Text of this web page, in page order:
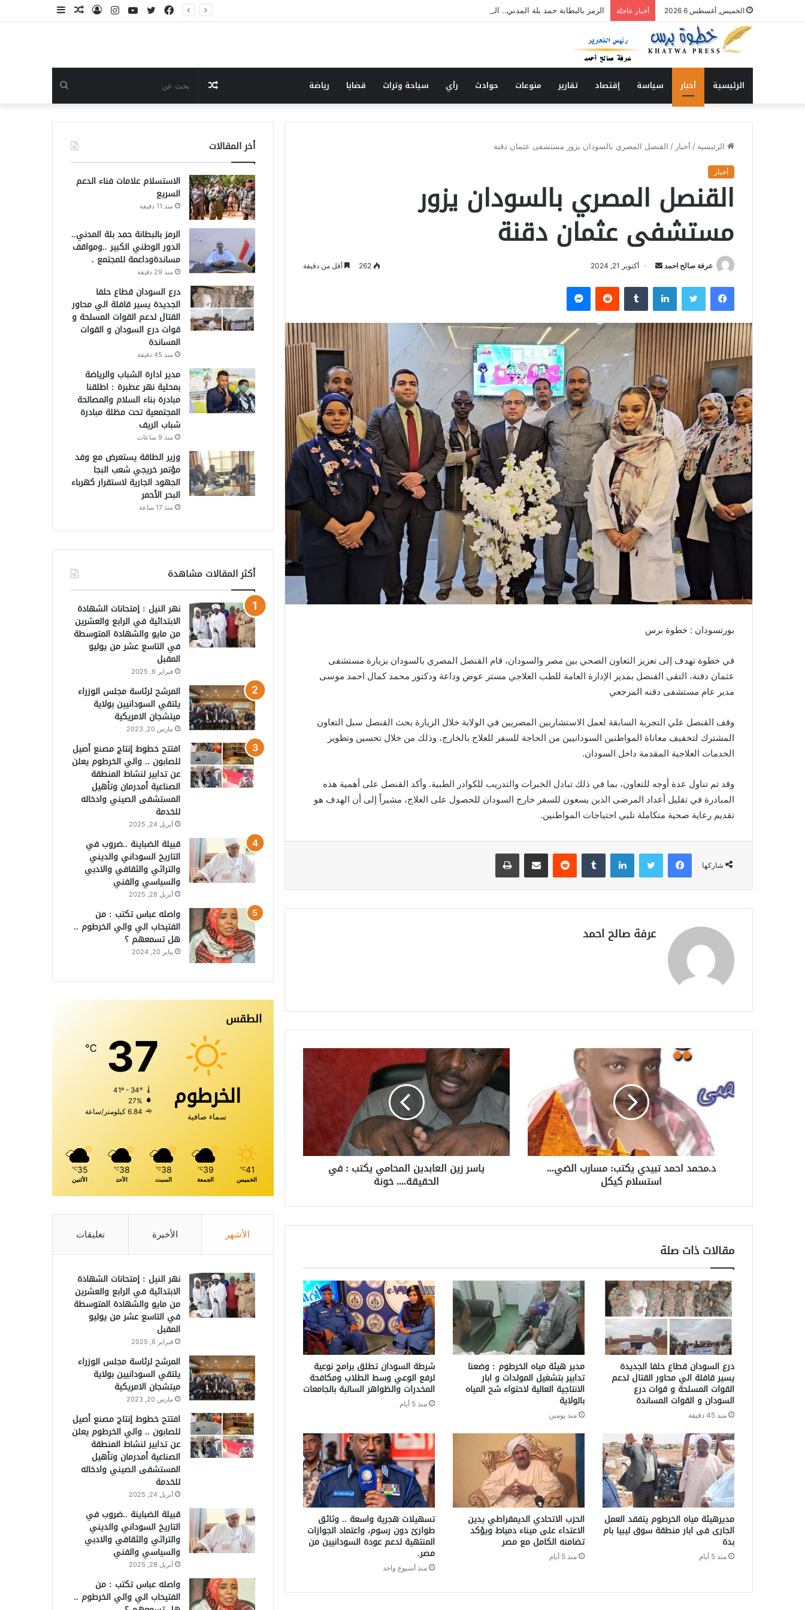
الخميس, أغسطس 6 2026 أخبار عاجلة الرمز بالبطانة حمد بلة المدني.. الدور الوطني الكبير ..ومواقف مساندةوداعمة للمجتمع .
مقال تسجيل
انستقرام يوتيوب تويتر
فيسبوك
الرئيسية أخبار سياسة إقتصاد تقارير منوعات حوادث رأي سياحة وتراث قضايا رياضة
عن
مقال
عشوائي
الرئيسية / أخبار / القنصل المصري بالسودان يزور مستشفى عثمان دقنة
أخبار
القنصل المصري بالسودان يزور
مستشفى عثمان دقنة
عرفة صالح احمد
ل
ب
ر
ي
ا
إ
ل
ك
ت
ر
و
ن
ا
أكتوبر 21, 2024 262 أقل من دقيقة
فيسبوك لينكدإن
بورتسودان : خطوة برس
في خطوة تهدف إلى تعزيز التعاون الصحي بين مصر والسودان، قام القنصل المصري بالسودان بزيارة مستشفى
عثمان دقنة، التقى القنصل بمدير الإدارة العامة للطب العلاجي مستر عوض وداعة ودكتور محمد كمال احمد موسى
مدير عام مستشفى دقنه المرجعي
وقف القنصل علي التجربة السابقة لعمل الاستشاريين المصريين في الولاية خلال الزيارة بحث القنصل سبل التعاون
المشترك لتخفيف معاناة المواطنين السودانيين من الحاجة للسفر للعلاج بالخارج، وذلك من خلال تحسين وتطوير
الخدمات العلاجية المقدمة داخل السودان.
وقد تم تناول عدة أوجه للتعاون، بما في ذلك تبادل الخبرات والتدريب للكوادر الطبية. وأكد القنصل على أهمية هذه
المبادرة في تقليل أعداد المرضى الذين يسعون للسفر خارج السودان للحصول على العلاج، مشيراً إلى أن الهدف هو
تقديم رعاية صحية متكاملة تلبي احتياجات المواطنين.
شاركها
فيسبوك لينكدإن
عرفة صالح احمد
د.محمد احمد تبيدي يكتب: مسارب الضي...
استسلام كيكل
ياسر زين العابدين المحامي يكتب : في
الحقيقة.... خونة
مقالات ذات صلة
درع السودان قطاع حلفا الجديدة
يسير قافلة الي محاور القتال لدعم
القوات المسلحة و قوات درع
السودان و القوات المساندة
منذ 45 دقيقة
مدير هيئة مياه الخرطوم : وضعنا
تدابير بتشغيل المولدات و ابار
الانتاجية العالية لاحتواء شح المياه
بالولاية
منذ يومين
شرطة السودان تطلق برامج نوعية
لرفع الوعي وسط الطلاب ومكافحة
المخدرات والظواهر السالبة بالجامعات
منذ 5 أيام
مديرهيئة مياه الخرطوم يتفقد العمل
الجارى فى ابار منطقة سوق ليبيا بام
بدة
منذ 5 أيام
الحزب الاتحادي الديمقراطي يدين
الاعتداء على ميناء دمياط ويؤكد
تضامنه الكامل مع مصر
منذ 5 أيام
تسهيلات هجرية واسعة .. وثائق
طوارئ دون رسوم، واعتماد الجوازات
المنتهية لدعم عودة السودانيين من
مصر.
منذ أسبوع واحد
أخر المقالات
الاستسلام علامات فناء الدعم
السريع
منذ 11 دقيقة
الرمز بالبطانة حمد بلة المدني..
الدور الوطني الكبير ..ومواقف
مساندةوداعمة للمجتمع .
منذ 29 دقيقة
درع السودان قطاع حلفا
الجديدة يسير قافلة الي محاور
القتال لدعم القوات المسلحة و
قوات درع السودان و القوات
المساندة
منذ 45 دقيقة
مدير ادارة الشباب والرياضة
بمحلية نهر عطبرة : اطلقنا
مبادرة بناء السلام والمصالحة
المجتمعية تحت مظلة مبادرة
شباب الريف
منذ 9 ساعات
وزير الطاقة يستعرض مع وفد
مؤتمر خريجي شعب البجا
الجهود الجارية لاستقرار كهرباء
البحر الأحمر
منذ 17 ساعة
أكثر المقالات مشاهدة
نهر النيل : إمتحانات الشهادة
الابتدائية في الرابع والعشرين
من مايو والشهادة المتوسطة
في التاسع عشر من يوليو
المقبل
فبراير 6, 2025
المرشح لرئاسة مجلس الوزراء
يلتقي السودانيين بولاية
ميتشجان الامريكية
مارس 20, 2023
افتتح خطوط إنتاج مصنع أصيل
للصابون .. والي الخرطوم يعلن
عن تدابير لنشاط المنطقة
الصناعية أمدرمان وتأهيل
المستشفى الصيني وادخاله
للخدمة
أبريل 24, 2025
قبيلة الضباينة ..ضروب في
التاريخ السوداني والديني
والتراثي والثقافي والادبي
والسياسي والفني
أبريل 28, 2025
واصله عباس تكتب : من
الفتيحاب الي والي الخرطوم ..
هل تسمعهم ؟
يناير 20, 2024
الطقس
الخرطوم
سماء صافية
37
℃
41º - 34º
27%
6.84 كيلومتر/ساعة
41
℃
الخميس
39
℃
الجمعة
38
℃
السبت
38
℃
الأحد
35
℃
الأثنين
الأشهر الأخيرة تعليقات
نهر النيل : إمتحانات الشهادة
الابتدائية في الرابع والعشرين
من مايو والشهادة المتوسطة
في التاسع عشر من يوليو
المقبل
فبراير 6, 2025
المرشح لرئاسة مجلس الوزراء
يلتقي السودانيين بولاية
ميتشجان الامريكية
مارس 20, 2023
افتتح خطوط إنتاج مصنع أصيل
للصابون .. والي الخرطوم يعلن
عن تدابير لنشاط المنطقة
الصناعية أمدرمان وتأهيل
المستشفى الصيني وادخاله
للخدمة
أبريل 24, 2025
قبيلة الضباينة ..ضروب في
التاريخ السوداني والديني
والتراثي والثقافي والادبي
والسياسي والفني
أبريل 28, 2025
واصله عباس تكتب : من
الفتيحاب الي والي الخرطوم ..